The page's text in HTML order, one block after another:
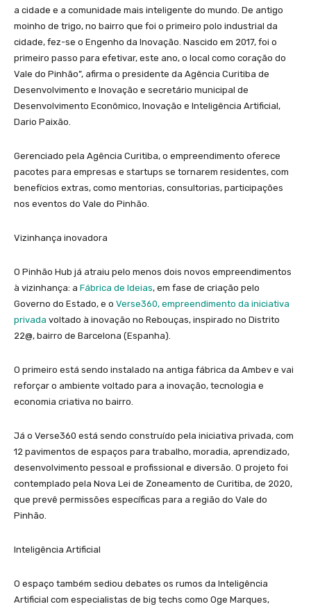
a cidade e a comunidade mais inteligente do mundo. De antigo
moinho de trigo, no bairro que foi o primeiro polo industrial da
cidade, fez-se o Engenho da Inovação. Nascido em 2017, foi o
primeiro passo para efetivar, este ano, o local como coração do
Vale do Pinhão”, afirma o presidente da Agência Curitiba de
Desenvolvimento e Inovação e secretário municipal de
Desenvolvimento Econômico, Inovação e Inteligência Artificial,
Dario Paixão.
Gerenciado pela Agência Curitiba, o empreendimento oferece
pacotes para empresas e startups se tornarem residentes, com
benefícios extras, como mentorias, consultorias, participações
nos eventos do Vale do Pinhão.
Vizinhança inovadora
O Pinhão Hub já atraiu pelo menos dois novos empreendimentos
à vizinhança: a Fábrica de Ideias, em fase de criação pelo
Governo do Estado, e o Verse360, empreendimento da iniciativa
privada voltado à inovação no Rebouças, inspirado no Distrito
22@, bairro de Barcelona (Espanha).
O primeiro está sendo instalado na antiga fábrica da Ambev e vai
reforçar o ambiente voltado para a inovação, tecnologia e
economia criativa no bairro.
Já o Verse360 está sendo construído pela iniciativa privada, com
12 pavimentos de espaços para trabalho, moradia, aprendizado,
desenvolvimento pessoal e profissional e diversão. O projeto foi
contemplado pela Nova Lei de Zoneamento de Curitiba, de 2020,
que prevê permissões específicas para a região do Vale do
Pinhão.
Inteligência Artificial
O espaço também sediou debates os rumos da Inteligência
Artificial com especialistas de big techs como Oge Marques,